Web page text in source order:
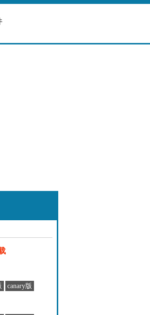
canary版